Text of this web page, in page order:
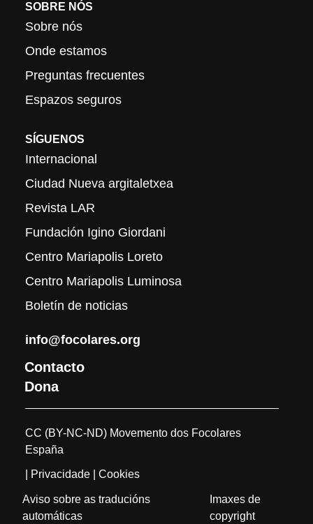
SOBRE NÓS
Sobre nós
Onde estamos
Preguntas frecuentes
Espazos seguros
SÍGUENOS
Internacional
Ciudad Nueva argitaletxea
Revista LAR
Fundación Igino Giordani
Centro Mariapolis Loreto
Centro Mariapolis Luminosa
Boletín de noticias
info@focolares.org
Contacto
Dona
CC (BY-NC-ND) Movemento dos Focolares
España
| Privacidade | Cookies
Aviso sobre as traducións
automáticas
Imaxes de
copyright